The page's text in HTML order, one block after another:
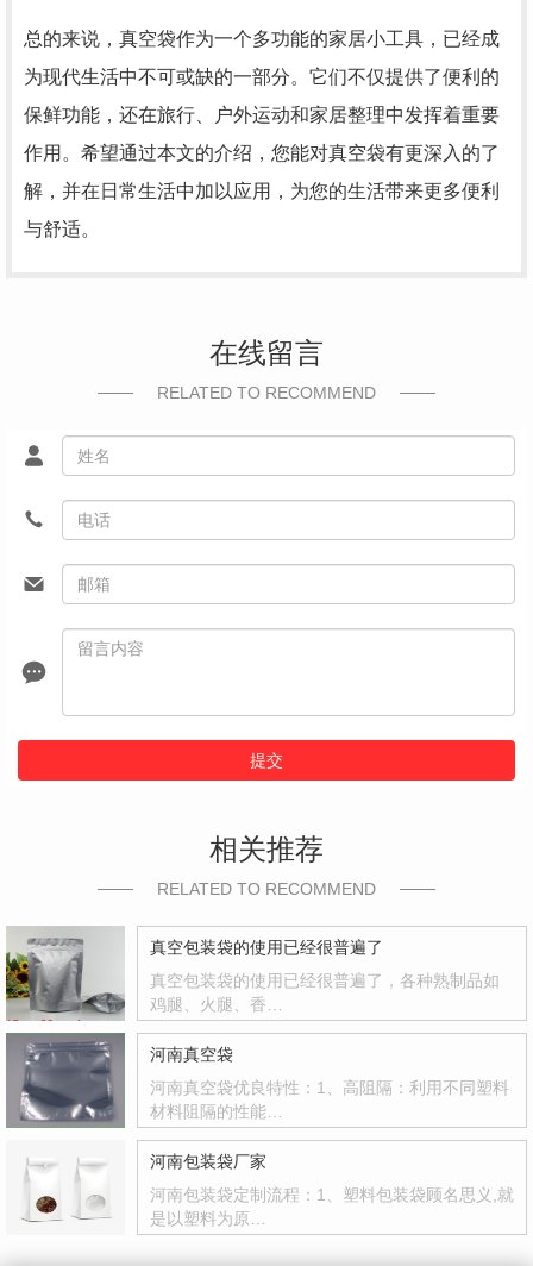
总的来说，真空袋作为一个多功能的家居小工具，已经成
为现代生活中不可或缺的一部分。它们不仅提供了便利的
保鲜功能，还在旅行、户外运动和家居整理中发挥着重要
作用。希望通过本文的介绍，您能对真空袋有更深入的了
解，并在日常生活中加以应用，为您的生活带来更多便利
与舒适。
在线留言
RELATED TO RECOMMEND
提交
相关推荐
RELATED TO RECOMMEND
真空包装袋的使用已经很普遍了
真空包装袋的使用已经很普遍了，各种熟制品如
鸡腿、火腿、香…
河南真空袋
河南真空袋优良特性：1、高阻隔：利用不同塑料
材料阻隔的性能…
河南包装袋厂家
河南包装袋定制流程：1、塑料包装袋顾名思义,就
是以塑料为原…